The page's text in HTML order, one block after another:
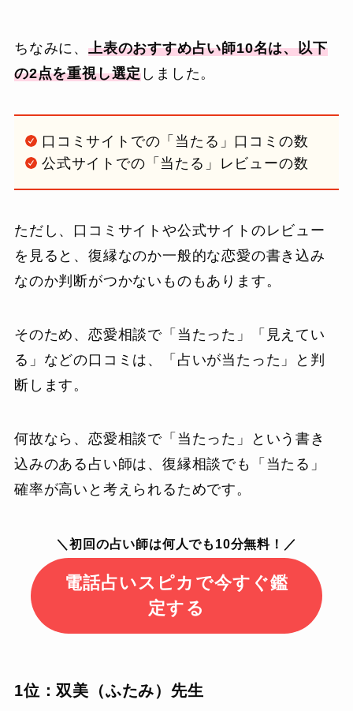
ちなみに、 上表のおすすめ占い師10名は、以下
の2点を重視し選定 しました。
口コミサイトでの「当たる」口コミの数
公式サイトでの「当たる」レビューの数
ただし、口コミサイトや公式サイトのレビュー
を見ると、復縁なのか一般的な恋愛の書き込み
なのか判断がつかないものもあります。
そのため、恋愛相談で「当たった」「見えてい
る」などの口コミは、「占いが当たった」と判
断します。
何故なら、恋愛相談で「当たった」という書き
込みのある占い師は、復縁相談でも「当たる」
確率が高いと考えられるためです。
＼初回の占い師は何人でも10分無料！／
電話占いスピカで今すぐ鑑
定する
1位：双美（ふたみ）先生